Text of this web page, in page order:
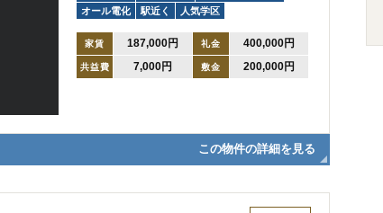
オール電化
駅近く 人気学区
家賃 187,000円 礼金 400,000円
共益費 7,000円 敷金 200,000円
この物件の詳細を見る